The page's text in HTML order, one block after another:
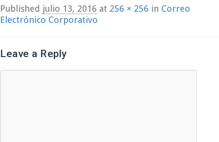
Published julio 13, 2016 at 256 × 256 in Correo
Electrónico Corporativo
Leave a Reply